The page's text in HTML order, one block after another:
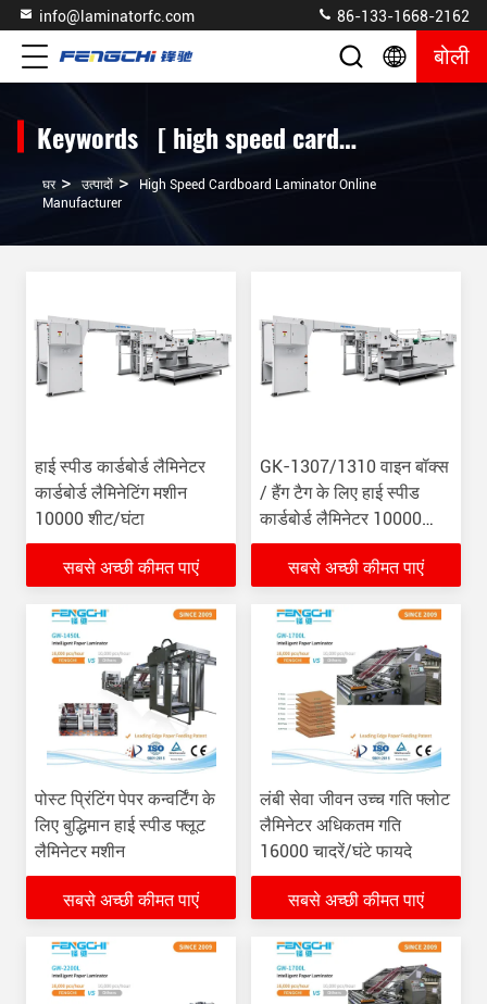
info@laminatorfc.com 86-133-1668-2162
बोली
Keywords [ high speed cardboard laminator ] Match 357 उत्पादों
घर > उत्पादों >
High Speed Cardboard Laminator Online
Manufacturer
हाई स्पीड कार्डबोर्ड लैमिनेटर
कार्डबोर्ड लैमिनेटिंग मशीन
10000 शीट/घंटा
सबसे अच्छी कीमत पाएं
GK-1307/1310 वाइन बॉक्स
/ हैंग टैग के लिए हाई स्पीड
कार्डबोर्ड लैमिनेटर 10000
पीसी / एच
सबसे अच्छी कीमत पाएं
पोस्ट प्रिंटिंग पेपर कन्वर्टिंग के
लिए बुद्धिमान हाई स्पीड फ्लूट
लैमिनेटर मशीन
सबसे अच्छी कीमत पाएं
लंबी सेवा जीवन उच्च गति फ्लोट
लैमिनेटर अधिकतम गति
16000 चादरें/घंटे फायदे
सबसे अच्छी कीमत पाएं